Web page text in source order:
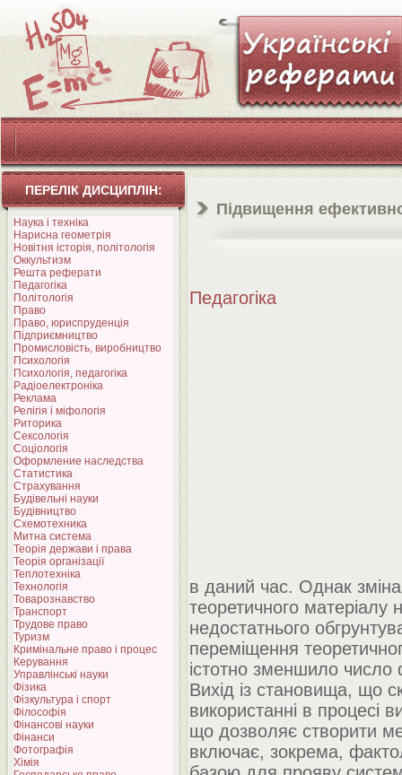
ПЕРЕЛІК ДИСЦИПЛІН:
Наука і техніка
Нарисна геометрія
Новітня історія, політологія
Оккультизм
Решта реферати
Педагогіка
Політологія
Право
Право, юриспруденція
Підприємництво
Промисловість, виробництво
Психологія
Психологія, педагогіка
Радіоелектроніка
Реклама
Релігія і міфологія
Риторика
Сексологія
Соціологія
Оформление наследства
Статистика
Страхування
Будівельні науки
Будівництво
Схемотехника
Митна система
Теорія держави і права
Теорія організації
Теплотехніка
Технологія
Товарознавство
Транспорт
Трудове право
Туризм
Кримінальне право і процес
Керування
Управлінські науки
Фізика
Фізкультура і спорт
Філософія
Фінансові науки
Фінанси
Фотографія
Хімія
Підвищення
Педагогіка
в даний час. Однак зміна
теоретичного матеріалу
недостатнього
переміщення
істотно зменшило
Вихід із становища, що
використанні в процесі
що дозволяє створити
включає, зокрема,